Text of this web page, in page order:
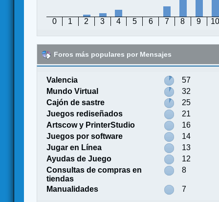
0 1 2 3 4 5 6 7 8 9 10
Foros más populares por Mensajes
Valencia
57
Mundo Virtual
32
Cajón de sastre
25
Juegos rediseñados
21
Artscow y PrinterStudio
16
Juegos por software
14
Jugar en Línea
13
Ayudas de Juego
12
Consultas de compras en
tiendas
8
Manualidades 7